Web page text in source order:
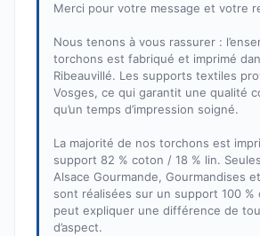
Merci pour votre message et votre
Nous tenons à vous rassurer :
torchons est fabriqué et imprimé
Ribeauvillé. Les supports textiles
Vosges, ce qui garantit une qualité
qu’un temps d’impression soigné.
La majorité de nos torchons est
support 82 % coton / 18 % lin.
Alsace Gourmande, Gourmandises
sont réalisées sur un support 100 %
peut expliquer une différence de
d’aspect.